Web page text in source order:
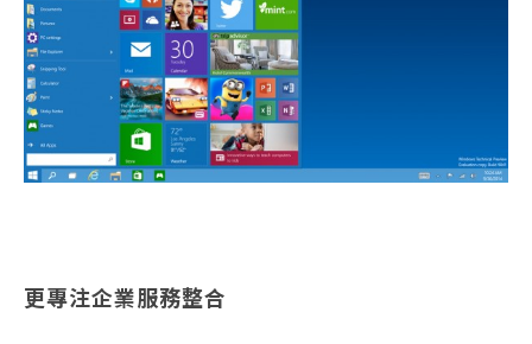
更專注企業服務整合